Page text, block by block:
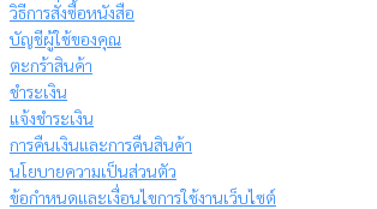
วิธีการสั่งซื้อหนังสือ
บัญชีผู้ใช้ของคุณ
ตะกร้าสินค้า
ชำระเงิน
แจ้งชำระเงิน
การคืนเงินและการคืนสินค้า
นโยบายความเป็นส่วนตัว
ข้อกำหนดและเงื่อนไขการใช้งานเว็บไซต์